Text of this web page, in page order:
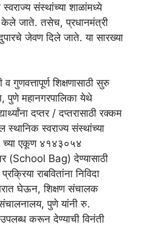
संस्थांच्या शाळांमध्ये
केले जाते. तसेच, प्रधानमंत्री
जेवण दिले जाते. या सारख्या
शिक्षणासाठी सुरु
पुणे महानगरपालिका येथे
दप्तर / दप्तरासाठी रक्कम
स्थानिक स्वराज्य संस्थांच्या
च्या एकूण ४१४३०५४
(School Bag) देण्यासाठी
राबवितांना निविदा
घेऊन, शिक्षण संचालक
पुणे यांनी रु.
करून देण्याची विनंती